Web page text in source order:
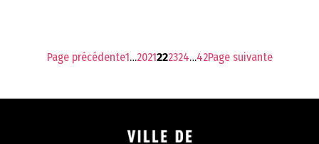
Page précédente1…2021222324…42Page suivante